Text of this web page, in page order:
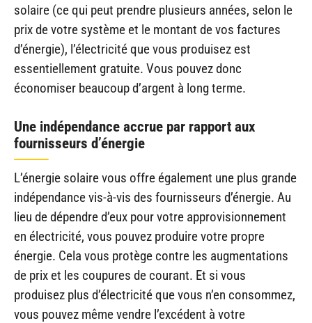
solaire (ce qui peut prendre plusieurs années, selon le
prix de votre système et le montant de vos factures
d’énergie), l’électricité que vous produisez est
essentiellement gratuite. Vous pouvez donc
économiser beaucoup d’argent à long terme.
Une indépendance accrue par rapport aux
fournisseurs d’énergie
L’énergie solaire vous offre également une plus grande
indépendance vis-à-vis des fournisseurs d’énergie. Au
lieu de dépendre d’eux pour votre approvisionnement
en électricité, vous pouvez produire votre propre
énergie. Cela vous protège contre les augmentations
de prix et les coupures de courant. Et si vous
produisez plus d’électricité que vous n’en consommez,
vous pouvez même vendre l’excédent à votre